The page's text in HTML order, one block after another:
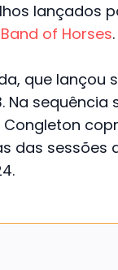
lançados
Band of Horses.
que
Na
Congleton
das sessões